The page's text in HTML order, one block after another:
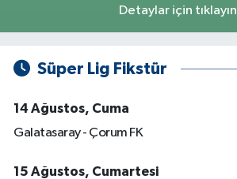
Detaylar için tıklayın
Süper Lig Fikstür
14 Ağustos, Cuma
Galatasaray - Çorum FK
15 Ağustos, Cumartesi